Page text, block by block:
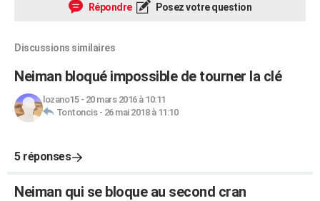
Répondre Posez votre question
Discussions similaires
Neiman bloqué impossible de tourner la clé
lozano15- 20 mars 2016 à 10:11
Tontoncis- 26 mai 2018 à 11:10
5 réponses
Neiman qui se bloque au second cran